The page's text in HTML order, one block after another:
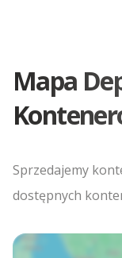
Mapa
Sprzedajemy
dostępnych